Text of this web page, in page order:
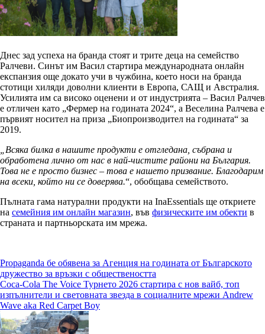
Днес зад успеха на бранда стоят и трите деца на семейство
Ралчеви. Синът им Васил стартира международната онлайн
експанзия още докато учи в чужбина, което носи на бранда
стотици хиляди доволни клиенти в Европа, САЩ и Австралия.
Усилията им са високо оценени и от индустрията – Васил Ралчев
е отличен като „Фермер на годината 2024“, а Веселина Ралчева е
първият носител на приза „Биопроизводител на годината“ за
2019.
„Всяка билка в нашите продукти е отгледана, събрана и
обработена лично от нас в най-чистите райони на България.
Това не е просто бизнес – това е нашето призвание. Благодарим
на всеки, който ни се доверява.“, обобщава семейството.
Пълната гама натурални продукти на InaEssentials ще откриете
на семейния им онлайн магазин, във физическите им обекти в
страната и партньорската им мрежа.
Навигация
Propaganda бе обявена за Агенция на годината от Българското
дружество за връзки с обществеността
Coca-Cola The Voice Турнето 2026 стартира с нов вайб, топ
изпълнители и световната звезда в социалните мрежи Andrew
Wave aka Red Carpet Boy